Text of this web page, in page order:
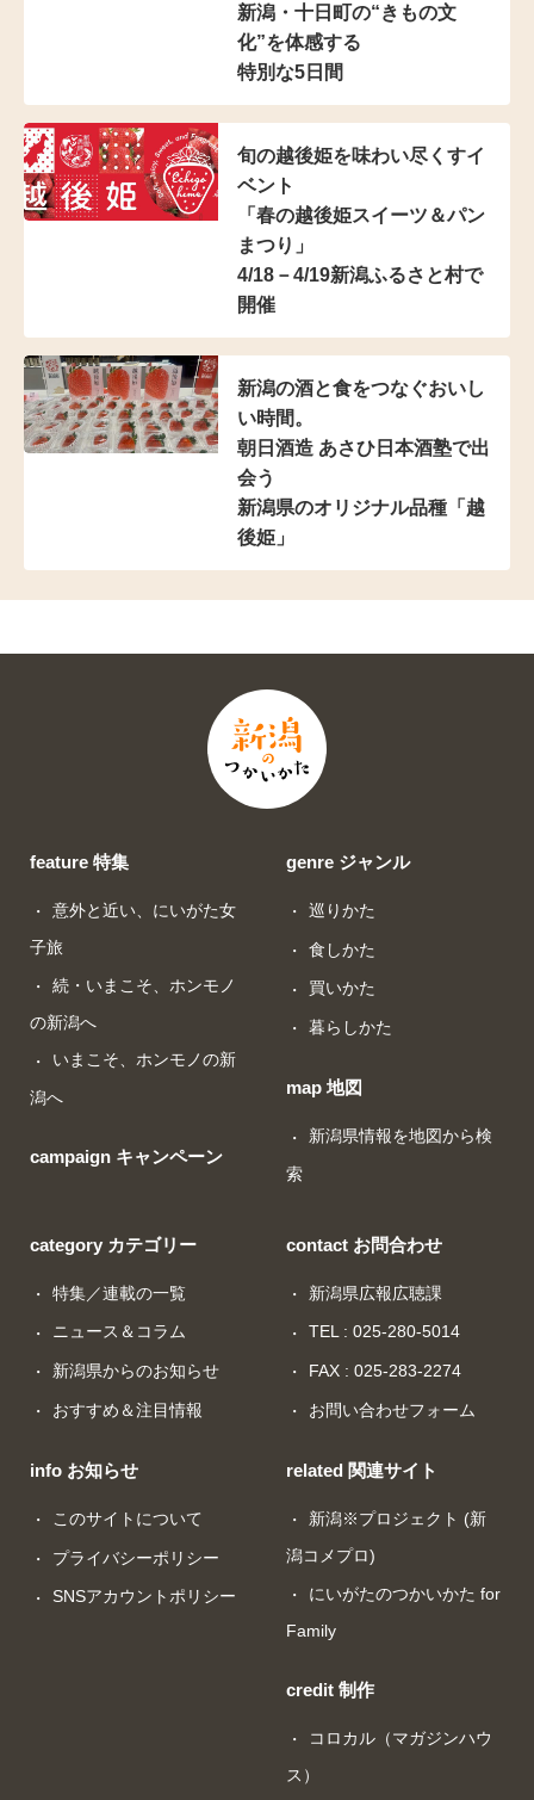
新潟・十日町の“きもの文
化”を体感する
特別な5日間
旬の越後姫を味わい尽くすイ
ベント
「春の越後姫スイーツ＆パン
まつり」
4/18－4/19新潟ふるさと村で
開催
新潟の酒と食をつなぐおいし
い時間。
朝日酒造 あさひ日本酒塾で出
会う
新潟県のオリジナル品種「越
後姫」
feature 特集
意外と近い、にいがた女
子旅
続・いまこそ、ホンモノ
の新潟へ
いまこそ、ホンモノの新
潟へ
campaign キャンペーン
genre ジャンル
巡りかた
食しかた
買いかた
暮らしかた
map 地図
新潟県情報を地図から検
索
category カテゴリー
特集／連載の一覧
ニュース＆コラム
新潟県からのお知らせ
おすすめ＆注目情報
info お知らせ
このサイトについて
プライバシーポリシー
SNSアカウントポリシー
contact お問合わせ
新潟県広報広聴課
TEL : 025-280-5014
FAX : 025-283-2274
お問い合わせフォーム
related 関連サイト
新潟※プロジェクト (新
潟コメプロ)
にいがたのつかいかた for
Family
credit 制作
コロカル（マガジンハウ
ス）